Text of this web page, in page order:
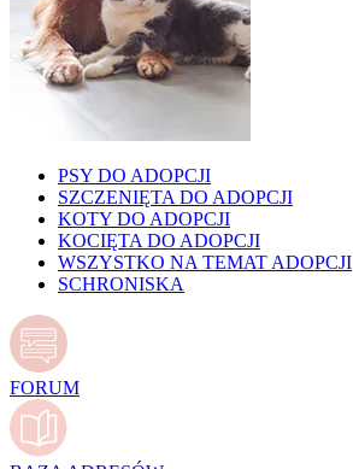
PSY DO ADOPCJI
SZCZENIĘTA DO ADOPCJI
KOTY DO ADOPCJI
KOCIĘTA DO ADOPCJI
WSZYSTKO NA TEMAT ADOPCJI
SCHRONISKA
FORUM